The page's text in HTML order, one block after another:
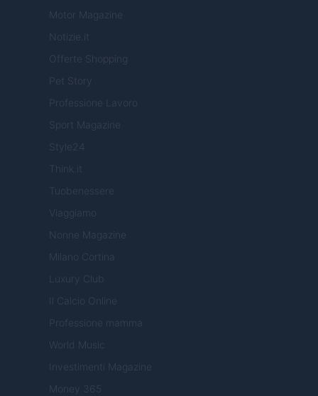
Motor Magazine
Notizie.it
Offerte Shopping
Pet Story
Professione Lavoro
Sport Magazine
Style24
Think.it
Tuobenessere
Viaggiamo
Nonne Magazine
Milano Cortina
Luxury Club
Il Calcio Online
Professione mamma
World Music
Investimenti Magazine
Money 365